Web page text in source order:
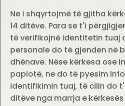
Ne i shqyrtojmë të gjitha
14 ditëve. Para se t'i
të verifikojnë identitetin tuaj
personale do të gjenden në
dhënave. Nëse kërkesa ose
paplotë, ne do të pyesim
identifikimin tuaj, të cilin do
ditëve nga marrja e